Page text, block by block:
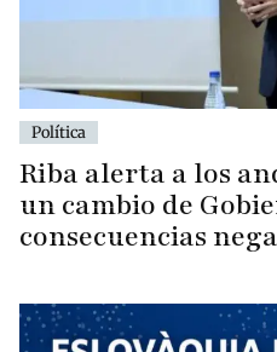
Política
Riba alerta a los
un cambio de
consecuencias